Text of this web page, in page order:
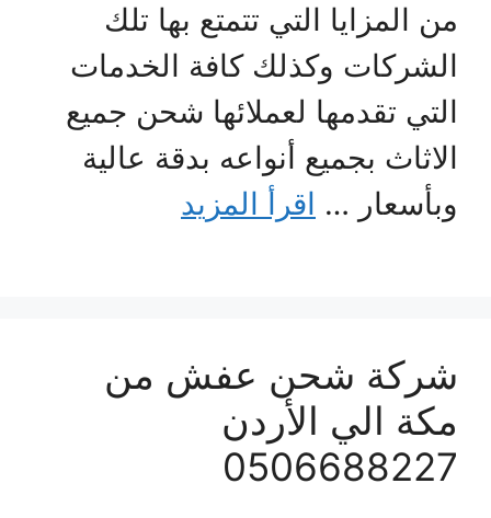
من المزايا التي تتمتع بها تلك
الشركات وكذلك كافة الخدمات
التي تقدمها لعملائها شحن جميع
الاثاث بجميع أنواعه بدقة عالية
وبأسعار … اقرأ المزيد
شركة شحن عفش من
مكة الي الأردن
0506688227